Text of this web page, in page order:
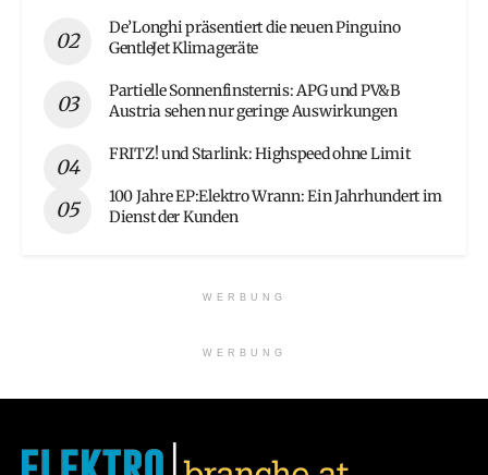
De’Longhi präsentiert die neuen Pinguino
GentleJet Klimageräte
Partielle Sonnenfinsternis: APG und PV&B
Austria sehen nur geringe Auswirkungen
FRITZ! und Starlink: Highspeed ohne Limit
100 Jahre EP:Elektro Wrann: Ein Jahrhundert im
Dienst der Kunden
WERBUNG
WERBUNG